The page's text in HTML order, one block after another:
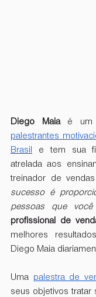
Diego Maia é um
palestrantes
Brasil
e tem sua
atrelada aos
treinador de
sucesso é
pessoas que você
profissional de
melhores
Diego Maia
Uma palestra de
seus objetivos tratar